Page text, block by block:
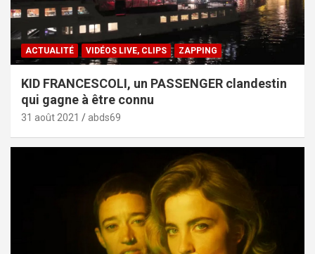
ACTUALITÉ VIDÉOS LIVE, CLIPS ZAPPING
KID FRANCESCOLI, un PASSENGER clandestin
qui gagne à être connu
31 août 2021 abds69